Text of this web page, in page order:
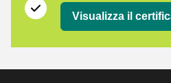
Visualizza il